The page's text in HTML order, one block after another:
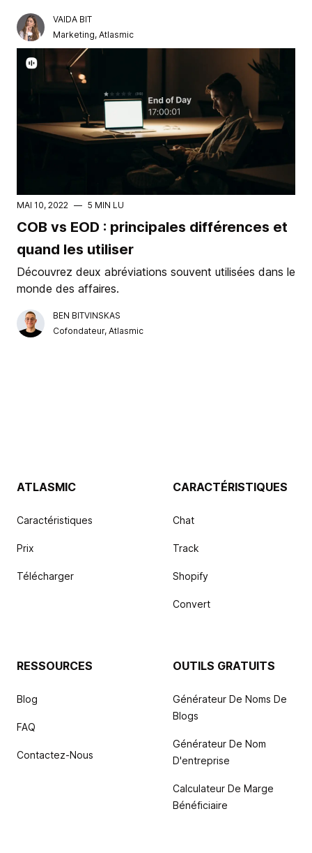
VAIDA BIT
Marketing, Atlasmic
MAI 10, 2022 — 5 MIN LU
COB vs EOD : principales différences et
quand les utiliser
Découvrez deux abréviations souvent utilisées dans le
monde des affaires.
BEN BITVINSKAS
Cofondateur, Atlasmic
ATLASMIC
Caractéristiques
Prix
Télécharger
CARACTÉRISTIQUES
Chat
Track
Shopify
Convert
RESSOURCES
Blog
FAQ
Contactez-Nous
OUTILS GRATUITS
Générateur De Noms De
Blogs
Générateur De Nom
D'entreprise
Calculateur De Marge
Bénéficiaire